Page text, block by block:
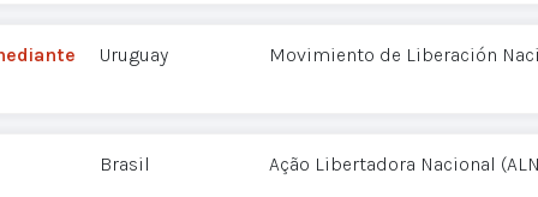
Uruguay Movimiento de Liberación
Brasil Ação Libertadora Nacional